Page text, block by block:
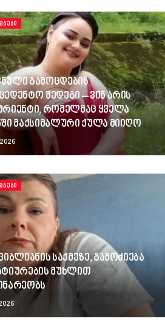
გამოცდების
შედეგი – ვინ არის
რომელმაც ყველა
მაქსიმალური ქულა მიიღო
საქმეზე, გამოძიება
მუხლით